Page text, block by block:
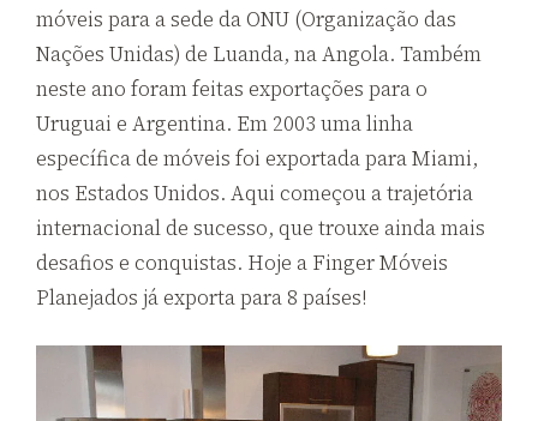
móveis para a sede da ONU (Organização das
Nações Unidas) de Luanda, na Angola. Também
neste ano foram feitas exportações para o
Uruguai e Argentina. Em 2003 uma linha
específica de móveis foi exportada para Miami,
nos Estados Unidos. Aqui começou a trajetória
internacional de sucesso, que trouxe ainda mais
desafios e conquistas. Hoje a Finger Móveis
Planejados já exporta para 8 países!